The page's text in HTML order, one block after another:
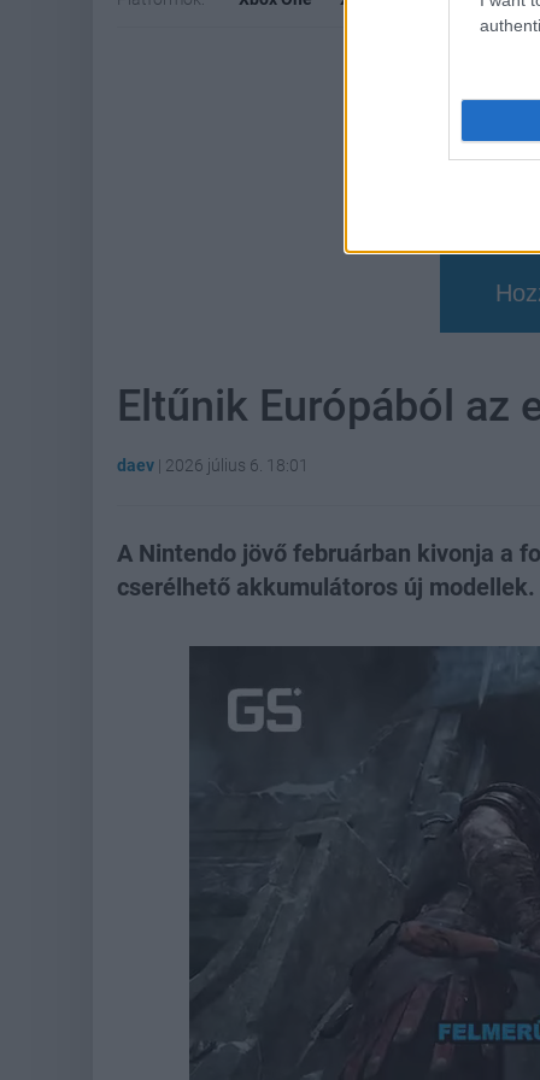
Eltűnik Európából az
daev | 2026 július 6. 18:01
A Nintendo jövő februárban kivonja a
cserélhető akkumulátoros új modellek.